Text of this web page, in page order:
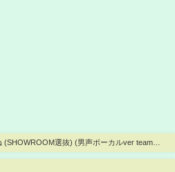
(SHOWROOM選抜) (男声ボーカルver team